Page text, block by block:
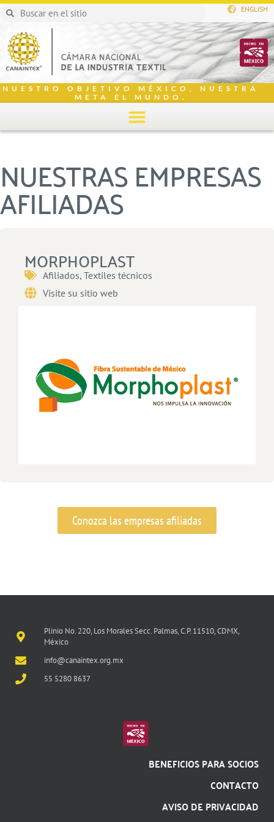
ENGLISH
NUESTRO OBJETIVO MÉXICO, NUESTRA
META EL MUNDO.
NUESTRAS EMPRESAS
AFILIADAS
MORPHOPLAST
Afiliados, Textiles técnicos
Visite su sitio web
Conozca las empresas afiliadas
Plinio No. 220, Los Morales Secc. Palmas, C.P. 11510, CDMX,
México
info@canaintex.org.mx
55 5280 8637
BENEFICIOS PARA SOCIOS
CONTACTO
AVISO DE PRIVACIDAD